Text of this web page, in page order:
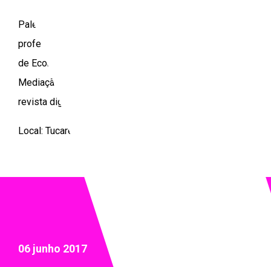
Palestra com Boaventura de Sousa Santos,
professor Catedrático Jubilado da Faculdade
de Economia da Universidade de Coimbra.
Mediação de Antonio Martins, editor chefe da
revista digital Outras Palavras
Local: Tucarena.
06 junho 2017